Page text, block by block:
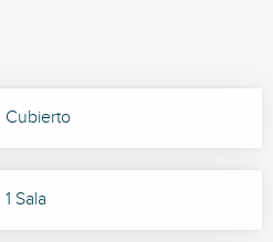
Cubierto
1 Sala